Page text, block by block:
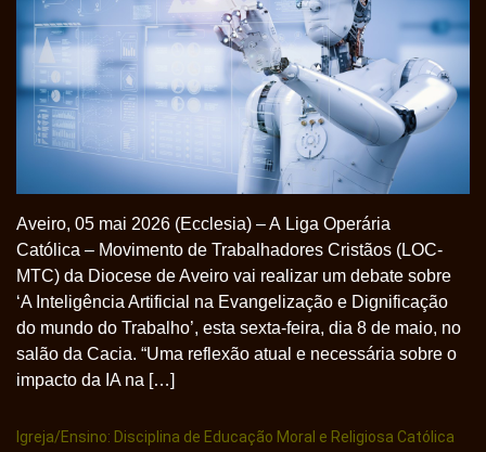
Aveiro, 05 mai 2026 (Ecclesia) – A Liga Operária
Católica – Movimento de Trabalhadores Cristãos (LOC-
MTC) da Diocese de Aveiro vai realizar um debate sobre
‘A Inteligência Artificial na Evangelização e Dignificação
do mundo do Trabalho’, esta sexta-feira, dia 8 de maio, no
salão da Cacia. “Uma reflexão atual e necessária sobre o
impacto da IA na […]
Igreja/Ensino: Disciplina de Educação Moral e Religiosa Católica